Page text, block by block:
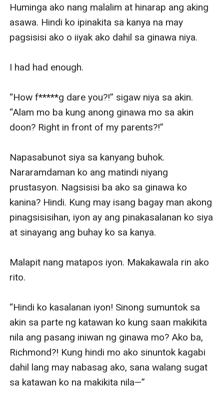
Nang malaman niya na may ibang mga babae ang
asawa, that was the last straw. She tried to seek help,
kahit kanino. Gusto niyang magdusa ang asawa. Gusto
naranasan niya.
tagapagmana ng Ricalde Aviation.
He offered to help her. Unfortunately, her misery didn’t
end there, because slowly, she developed feelings for
Betrayal and forbidden love.
Lyndzy fell in love with Rouge Ricalde, her brother-in-
law and the half-brother of her husband.
She may have broken free from her abusive husband,
but how can she escape the playful fate that ties and
chains her to Rouge—the very man who helped her and
half-brother.
Warning: This is a dark billionaire romance. It may
some readers and young audiences. Reader discretion
is highly advised.